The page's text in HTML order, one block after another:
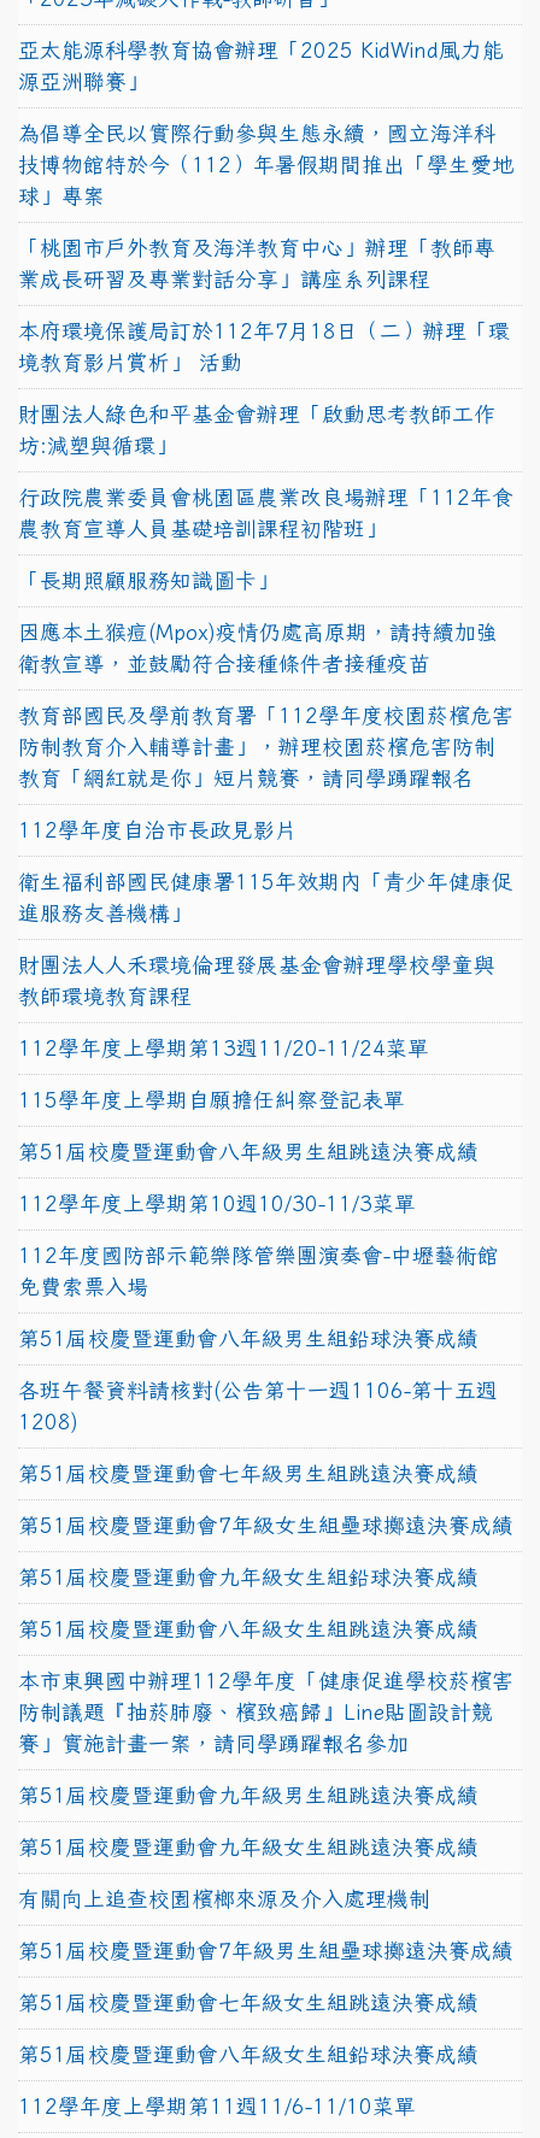
亞太能源科學教育協會辦理「2025 KidWind風力能
源亞洲聯賽」
為倡導全民以實際行動參與生態永續，國立海洋科
技博物館特於今（112）年暑假期間推出「學生愛地
球」專案
「桃園市戶外教育及海洋教育中心」辦理「教師專
業成長研習及專業對話分享」講座系列課程
本府環境保護局訂於112年7月18日（二）辦理「環
境教育影片賞析」 活動
財團法人綠色和平基金會辦理「啟動思考教師工作
坊:減塑與循環」
行政院農業委員會桃園區農業改良場辦理「112年食
農教育宣導人員基礎培訓課程初階班」
「長期照顧服務知識圖卡」
因應本土猴痘(Mpox)疫情仍處高原期，請持續加強
衛教宣導，並鼓勵符合接種條件者接種疫苗
教育部國民及學前教育署「112學年度校園菸檳危害
防制教育介入輔導計畫」，辦理校園菸檳危害防制
教育「網紅就是你」短片競賽，請同學踴躍報名
112學年度自治市長政見影片
衛生福利部國民健康署115年效期內「青少年健康促
進服務友善機構」
財團法人人禾環境倫理發展基金會辦理學校學童與
教師環境教育課程
112學年度上學期第13週11/20-11/24菜單
115學年度上學期自願擔任糾察登記表單
第51屆校慶暨運動會八年級男生組跳遠決賽成績
112學年度上學期第10週10/30-11/3菜單
112年度國防部示範樂隊管樂團演奏會-中壢藝術館
免費索票入場
第51屆校慶暨運動會八年級男生組鉛球決賽成績
各班午餐資料請核對(公告第十一週1106-第十五週
1208)
第51屆校慶暨運動會七年級男生組跳遠決賽成績
第51屆校慶暨運動會7年級女生組壘球擲遠決賽成績
第51屆校慶暨運動會九年級女生組鉛球決賽成績
第51屆校慶暨運動會八年級女生組跳遠決賽成績
本市東興國中辦理112學年度「健康促進學校菸檳害
防制議題『抽菸肺廢、檳致癌歸』Line貼圖設計競
賽」實施計畫一案，請同學踴躍報名參加
第51屆校慶暨運動會九年級男生組跳遠決賽成績
第51屆校慶暨運動會九年級女生組跳遠決賽成績
有關向上追查校園檳榔來源及介入處理機制
第51屆校慶暨運動會7年級男生組壘球擲遠決賽成績
第51屆校慶暨運動會七年級女生組跳遠決賽成績
第51屆校慶暨運動會八年級女生組鉛球決賽成績
112學年度上學期第11週11/6-11/10菜單